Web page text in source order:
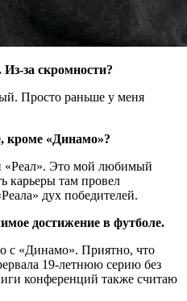
за скромности?
Просто раньше у меня
кроме «Динамо»?
«Реал». Это мой любимый
карьеры там провел
дух победителей.
достижение в футболе.
с «Динамо». Приятно, что
19-летнюю серию без
конференций также считаю